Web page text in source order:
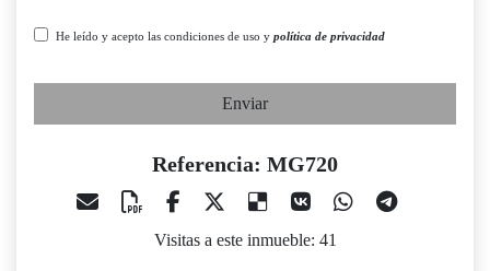
He leído y acepto las condiciones de uso y política de privacidad
Enviar
Referencia: MG720
Visitas a este inmueble: 41